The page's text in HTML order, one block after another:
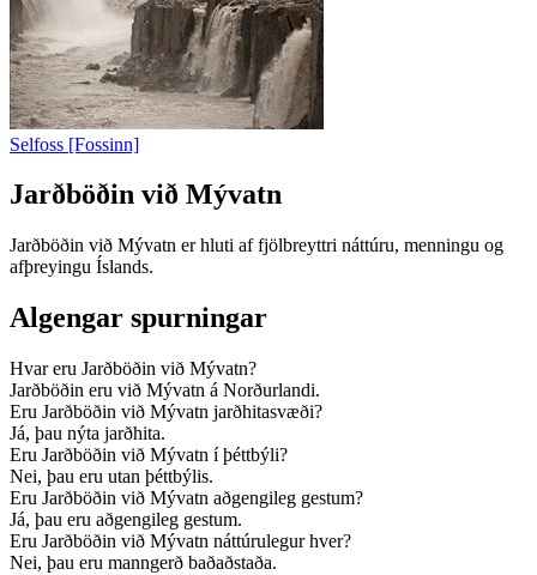
Selfoss [Fossinn]
Jarðböðin við Mývatn
Jarðböðin við Mývatn er hluti af fjölbreyttri náttúru, menningu og
afþreyingu Íslands.
Algengar spurningar
Hvar eru Jarðböðin við Mývatn?
Jarðböðin eru við Mývatn á Norðurlandi.
Eru Jarðböðin við Mývatn jarðhitasvæði?
Já, þau nýta jarðhita.
Eru Jarðböðin við Mývatn í þéttbýli?
Nei, þau eru utan þéttbýlis.
Eru Jarðböðin við Mývatn aðgengileg gestum?
Já, þau eru aðgengileg gestum.
Eru Jarðböðin við Mývatn náttúrulegur hver?
Nei, þau eru manngerð baðaðstaða.